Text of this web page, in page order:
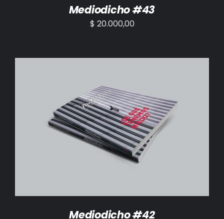
Mediodicho #43
$ 20.000,00
AÑADIR AL CARRITO / DETALLES
Mediodicho #42